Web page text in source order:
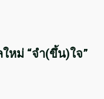
ใหม่ “จำ(ขึ้น)ใจ”